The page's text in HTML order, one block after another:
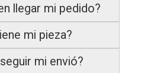
OM 651.950)
llegar mi pedido?
en un plazo
horas laborables, si
de las 17:00 h
mi pieza?
el tipo de producto:
mi envió?